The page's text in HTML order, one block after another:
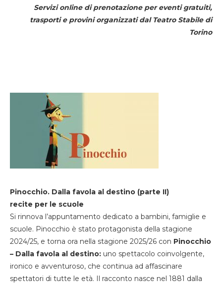
Servizi online di prenotazione per eventi gratuiti,
trasporti e provini organizzati dal Teatro Stabile di
Torino
Pinocchio. Dalla favola al destino (parte II)
recite per le scuole
Si rinnova l’appuntamento dedicato a bambini, famiglie e
scuole. Pinocchio è stato protagonista della stagione
2024/25, e torna ora nella stagione 2025/26 con Pinocchio
– Dalla favola al destino: uno spettacolo coinvolgente,
ironico e avventuroso, che continua ad affascinare
spettatori di tutte le età. Il racconto nasce nel 1881 dalla